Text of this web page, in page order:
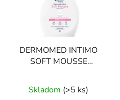
DERMOMED INTIMO
SOFT MOUSSE
intímna pena
Skladom (>5 ks)